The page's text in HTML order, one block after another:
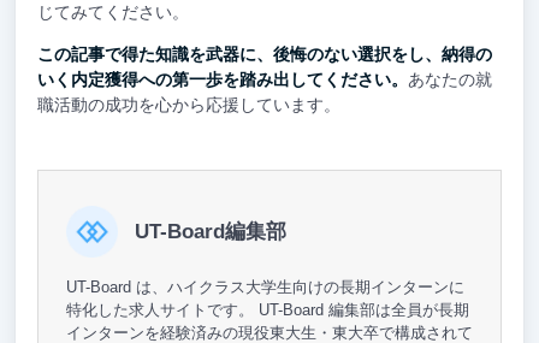
じてみてください。
この記事で得た知識を武器に、後悔のない選択をし、納得の
いく内定獲得への第一歩を踏み出してください。 あなたの就
職活動の成功を心から応援しています。
UT-Board編集部
UT-Board は、ハイクラス大学生向けの長期インターンに
特化した求人サイトです。 UT-Board 編集部は全員が長期
インターンを経験済みの現役東大生・東大卒で構成されて